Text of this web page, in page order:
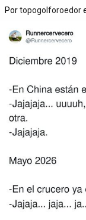
Portopogolforoedor